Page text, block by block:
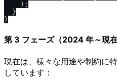
    );
  }
第 3 フェーズ（2024 年～現
現在は、様々な用途や制約に
しています：